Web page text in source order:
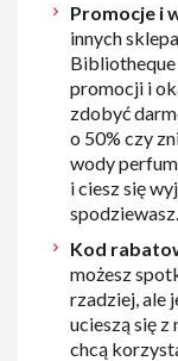
Promocje i
innych
promocji i
zdobyć
o 50% czy
wody
i ciesz się
spodziewasz.
Kod
możesz
rzadziej, ale
ucieszą się
chcą